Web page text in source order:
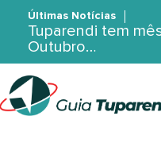
Últimas Notícias
Tuparendi tem
Outubro…